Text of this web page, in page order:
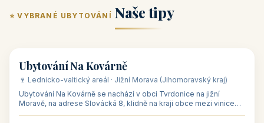
⭐ VYBRANÉ UBYTOVÁNÍ Naše tipy
🏡 penzion
Ubytování Na Kovárně
🍷 Lednicko-valtický areál · Jižní Morava (Jihomoravský kraj)
Ubytování Na Kovárně se nachází v obci Tvrdonice na jižní
Moravě, na adrese Slovácká 8, klidně na kraji obce mezi vinicemi,